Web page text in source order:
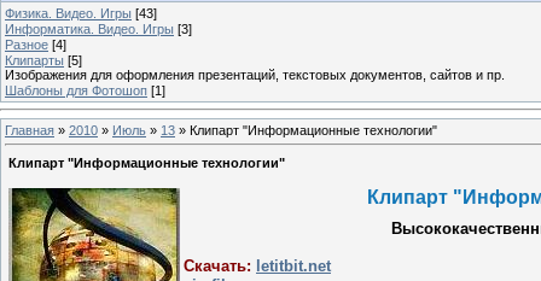
Физика. Видео. Игры [43]
Информатика. Видео. Игры [3]
Разное [4]
Клипарты [5]
Изображения для оформления презентаций, текстовых документов, сайтов и пр.
Шаблоны для Фотошоп [1]
Главная » 2010 » Июль » 13 » Клипарт "Информационные технологии"
Клипарт "Информационные технологии"
Клипарт
Скачать: letitbit.net